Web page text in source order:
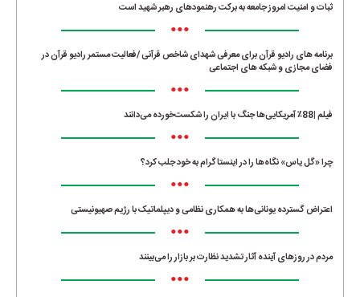
ثبات و امنیت امروز جامعه به برکت رهنمودهای رهبر شهید است
•••
برنامه های رادیو قرآن برای معرفی شهدای شاخص قرآنی /فعالیت مستمر رادیو قرآن در
فضای مجازی و شبکه های اجتماعی
•••
فیلم |88٪ آمریکایی‌ها جنگ با ایران را شکست‌خورده می‌دانند
•••
چرا «گل یاس» نگاه‌ها را در اینستاگرام به خود جلب کرد؟
•••
اعتراض گسترده یونانی‌ها به همکاری نظامی و دیپلماتیک با رژیم صهیونیستی
•••
مردم در روزهای آینده آثار تشدید نظارت بر بازار را می‌بینند
•••